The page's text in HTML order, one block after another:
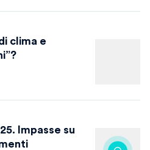
clima e
Impasse su